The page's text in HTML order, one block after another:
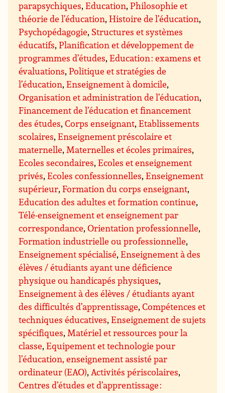
parapsychiques,Education,Philosophie et
théorie de l’éducation,Histoire de l’éducation,
Psychopédagogie, Structures et systèmes
éducatifs,Planification et développement de
programmes d’études,Education : examens et
évaluations,Politique et stratégies de
l’éducation,Enseignement à domicile,
Organisation et administration de l’éducation,
Financement de l’éducation et financement
des études,Corps enseignant,Etablissements
scolaires,Enseignement préscolaire et
maternelle,Maternelles et écoles primaires,
Ecoles secondaires,Ecoles et enseignement
privés,Ecoles confessionnelles,Enseignement
supérieur,Formation du corps enseignant,
Education des adultes et formation continue,
Télé-enseignement et enseignement par
correspondance,Orientation professionnelle,
Formation industrielle ou professionnelle,
Enseignement spécialisé,Enseignement à des
élèves / étudiants ayant une déficience
physique ou handicapés physiques,
Enseignement à des élèves / étudiants ayant
des difficultés d’apprentissage,Compétences et
techniques éducatives,Enseignement de sujets
spécifiques,Matériel et ressources pour la
classe,Equipement et technologie pour
l’éducation, enseignement assisté par
ordinateur (EAO),Activités périscolaires,
Centres d’études et d’apprentissage :